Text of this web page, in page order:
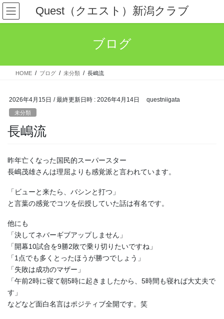
コ
ン
テ
ス
ナ
ビ
ゲ
ン
Quest（クエスト）新潟クラブ
ブログ
HOME ブログ 未分類 長嶋流
2026年4月15日 / 最終更新日時 : 2026年4月14日 questniigata
未分類
長嶋流
昨年亡くなった国民的スーパースター
長嶋茂雄さんは理屈よりも感覚派と言われています。
「ビューと来たら、バシンと打つ」
と言葉の感覚でコツを伝授していた話は有名です。
他にも
「決してネバーギブアップしません」
「開幕10試合を9勝2敗で乗り切りたいですね」
「1点でも多くとったほうが勝つでしょう」
「失敗は成功のマザー」
「午前2時に寝て朝5時に起きましたから、5時間も寝れば大丈夫で
す」
などなど面白名言はポジティブ全開です。笑